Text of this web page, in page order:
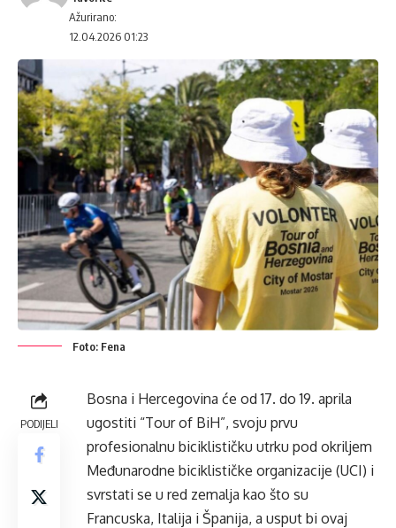
Ažurirano:
12.04.2026 01:23
Foto: Fena
PODIJELI
Bosna i Hercegovina će od 17. do 19. aprila
ugostiti “Tour of BiH”, svoju prvu
profesionalnu biciklističku utrku pod okriljem
Međunarodne biciklističke organizacije (UCI) i
svrstati se u red zemalja kao što su
Francuska, Italija i Španija, a usput bi ovaj